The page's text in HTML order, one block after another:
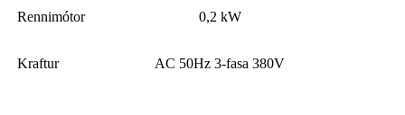
Rennimótor 0,2 kW
Kraftur AC 50Hz 3-fasa 380V